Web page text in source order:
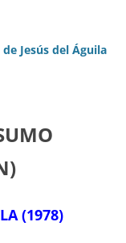
Jesús del Águila
(1978)